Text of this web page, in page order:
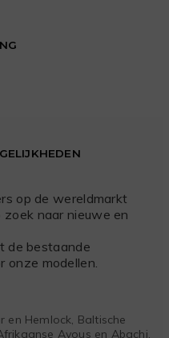
op de wereldmarkt
naar nieuwe en
de bestaande
onze modellen.
en Hemlock, Baltische
Ayous en Abachi,